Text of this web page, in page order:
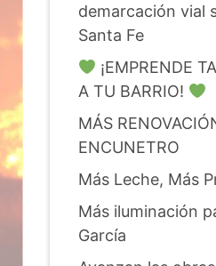
demarcación vial
Santa Fe
¡EMPRENDE
A TU BARRIO!
MÁS
ENCUNETRO
Más Leche, Más
Más iluminación
García